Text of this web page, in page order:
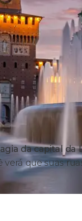
da capital da
verá que suas